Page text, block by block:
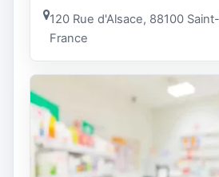
120 Rue d'Alsace, 88100
France